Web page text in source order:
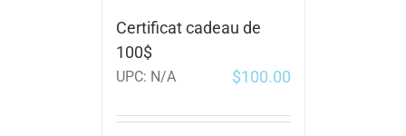
Certificat cadeau de
100$
UPC: N/A $100.00